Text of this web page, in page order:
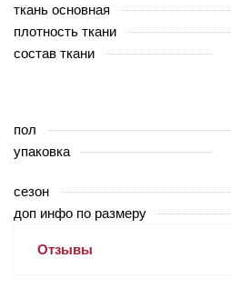
ткань основная
плотность ткани
состав ткани
пол
упаковка
сезон
доп инфо по размеру
Отзывы